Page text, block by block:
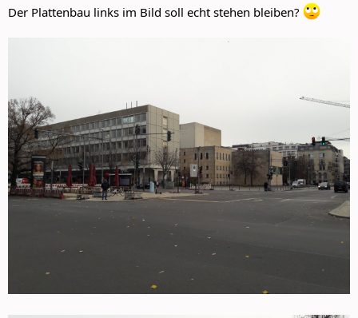
Der Plattenbau links im Bild soll echt stehen bleiben?